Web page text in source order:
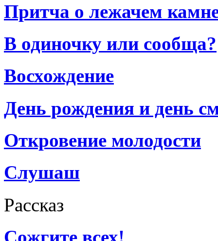
Притча о лежачем
В одиночку или сообща?
Восхождение
День рождения и день
Откровение молодости
Слушаш
Рассказ
Сожгите всех!